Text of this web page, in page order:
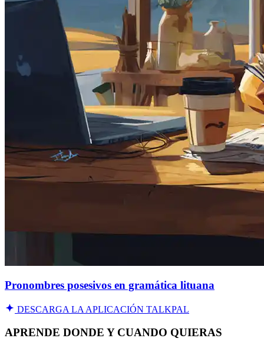
Pronombres posesivos en gramática lituana
DESCARGA LA APLICACIÓN TALKPAL
APRENDE DONDE Y CUANDO QUIERAS